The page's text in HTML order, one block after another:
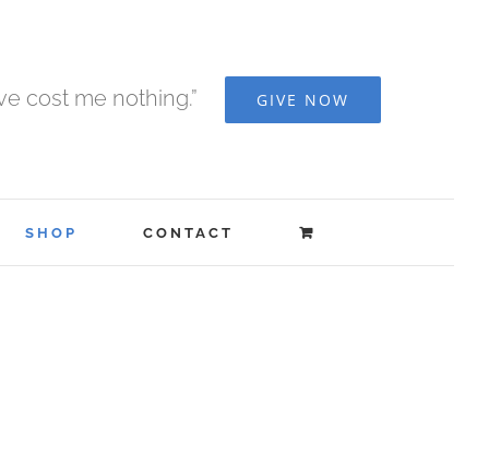
cost me nothing.” GIVE NOW
SHOP CONTACT